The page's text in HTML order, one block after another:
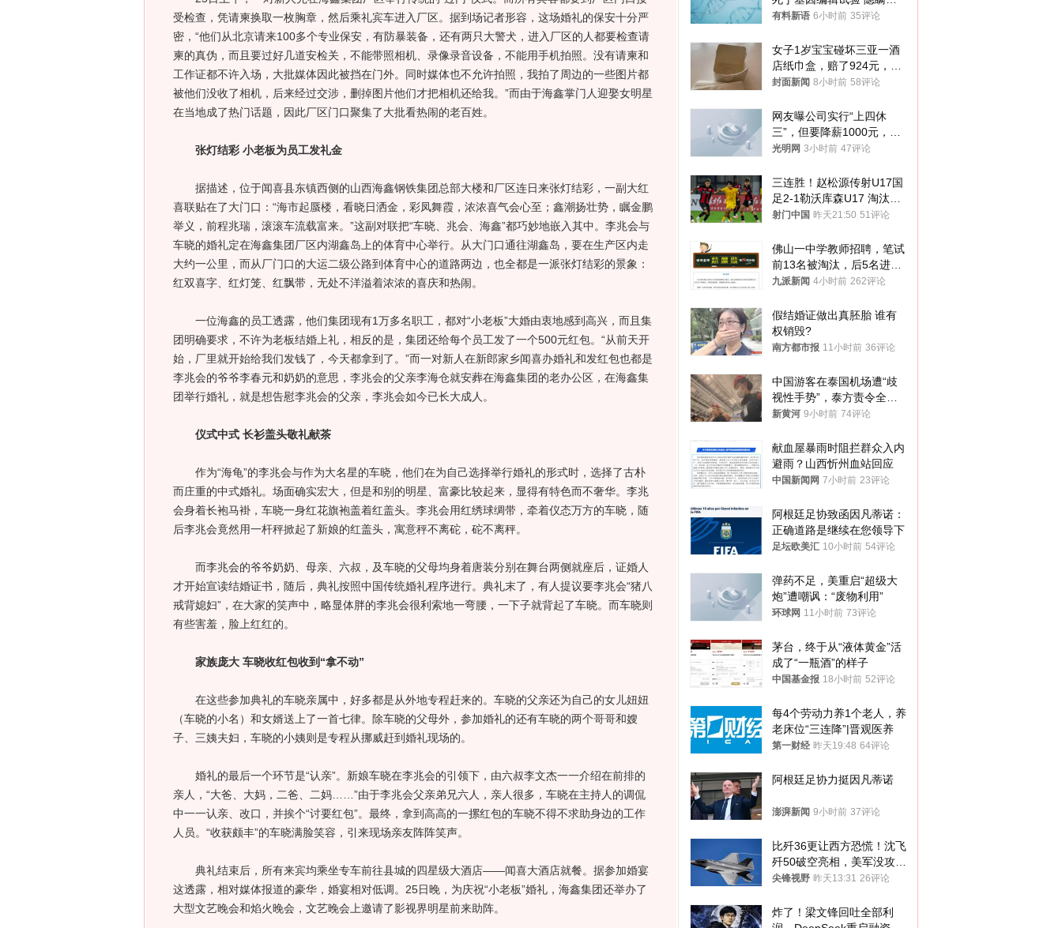
受检查，凭请柬换取一枚胸章，然后乘礼宾车进入厂区。据到场记者形容，这场婚礼的保安十分严
密，“他们从北京请来100多个专业保安，有防暴装备，还有两只大警犬，进入厂区的人都要检查请
柬的真伪，而且要过好几道安检关，不能带照相机、录像录音设备，不能用手机拍照。没有请柬和
工作证都不许入场，大批媒体因此被挡在门外。同时媒体也不允许拍照，我拍了周边的一些图片都
被他们没收了相机，后来经过交涉，删掉图片他们才把相机还给我。”而由于海鑫掌门人迎娶女明星
在当地成了热门话题，因此厂区门口聚集了大批看热闹的老百姓。
张灯结彩 小老板为员工发礼金
据描述，位于闻喜县东镇西侧的山西海鑫钢铁集团总部大楼和厂区连日来张灯结彩，一副大红
喜联贴在了大门口：“海市起蜃楼，看晓日洒金，彩凤舞霞，浓浓喜气会心至；鑫潮扬壮势，瞩金鹏
举义，前程兆瑞，滚滚车流载富来。”这副对联把“车晓、兆会、海鑫”都巧妙地嵌入其中。李兆会与
车晓的婚礼定在海鑫集团厂区内湖鑫岛上的体育中心举行。从大门口通往湖鑫岛，要在生产区内走
大约一公里，而从厂门口的大运二级公路到体育中心的道路两边，也全都是一派张灯结彩的景象：
红双喜字、红灯笼、红飘带，无处不洋溢着浓浓的喜庆和热闹。
一位海鑫的员工透露，他们集团现有1万多名职工，都对“小老板”大婚由衷地感到高兴，而且集
团明确要求，不许为老板结婚上礼，相反的是，集团还给每个员工发了一个500元红包。“从前天开
始，厂里就开始给我们发钱了，今天都拿到了。”而一对新人在新郎家乡闻喜办婚礼和发红包也都是
李兆会的爷爷李春元和奶奶的意思，李兆会的父亲李海仓就安葬在海鑫集团的老办公区，在海鑫集
团举行婚礼，就是想告慰李兆会的父亲，李兆会如今已长大成人。
仪式中式 长衫盖头敬礼献茶
作为“海龟”的李兆会与作为大名星的车晓，他们在为自己选择举行婚礼的形式时，选择了古朴
而庄重的中式婚礼。场面确实宏大，但是和别的明星、富豪比较起来，显得有特色而不奢华。李兆
会身着长袍马褂，车晓一身红花旗袍盖着红盖头。李兆会用红绣球绸带，牵着仪态万方的车晓，随
后李兆会竟然用一杆秤掀起了新娘的红盖头，寓意秤不离砣，砣不离秤。
而李兆会的爷爷奶奶、母亲、六叔，及车晓的父母均身着唐装分别在舞台两侧就座后，证婚人
才开始宣读结婚证书，随后，典礼按照中国传统婚礼程序进行。典礼末了，有人提议要李兆会“猪八
戒背媳妇”，在大家的笑声中，略显体胖的李兆会很利索地一弯腰，一下子就背起了车晓。而车晓则
有些害羞，脸上红红的。
家族庞大 车晓收红包收到“拿不动”
在这些参加典礼的车晓亲属中，好多都是从外地专程赶来的。车晓的父亲还为自己的女儿妞妞
（车晓的小名）和女婿送上了一首七律。除车晓的父母外，参加婚礼的还有车晓的两个哥哥和嫂
子、三姨夫妇，车晓的小姨则是专程从挪威赶到婚礼现场的。
婚礼的最后一个环节是“认亲”。新娘车晓在李兆会的引领下，由六叔李文杰一一介绍在前排的
亲人，“大爸、大妈，二爸、二妈……”由于李兆会父亲弟兄六人，亲人很多，车晓在主持人的调侃
中一一认亲、改口，并挨个“讨要红包”。最终，拿到高高的一摞红包的车晓不得不求助身边的工作
人员。“收获颇丰”的车晓满脸笑容，引来现场亲友阵阵笑声。
典礼结束后，所有来宾均乘坐专车前往县城的四星级大酒店——闻喜大酒店就餐。据参加婚宴
这透露，相对媒体报道的豪华，婚宴相对低调。25日晚，为庆祝“小老板”婚礼，海鑫集团还举办了
大型文艺晚会和焰火晚会，文艺晚会上邀请了影视界明星前来助阵。
年才对外披露
有料新语 6小时前 35评论
女子1岁宝宝碰坏三亚一酒
店纸巾盒，赔了924元，发
帖吐槽后酒店退还一半的
封面新闻 8小时前 58评论
网友曝公司实行“上四休
三”，但要降薪1000元，不
接受只能辞职
光明网 3小时前 47评论
三连胜！赵松源传射U17国
足2-1勒沃库森U17 淘汰赛
将战河床
射门中国 昨天21:50 51评论
佛山一中学教师招聘，笔试
前13名被淘汰，后5名进体
检，被疑萝卜岗，官方通
九派新闻 4小时前 262评论
假结婚证做出真胚胎 谁有
权销毁?
南方都市报 11小时前 36评论
中国游客在泰国机场遭“歧
视性手势”，泰方责令全面
调查，对责任人采取最严厉
新黄河 9小时前 74评论
献血屋暴雨时阻拦群众入内
避雨？山西忻州血站回应
中国新闻网 7小时前 23评论
阿根廷足协致函因凡蒂诺：
正确道路是继续在您领导下
足坛欧美汇 10小时前 54评论
弹药不足，美重启“超级大
炮”遭嘲讽：“废物利用”
环球网 11小时前 73评论
茅台，终于从“液体黄金”活
成了“一瓶酒”的样子
中国基金报 18小时前 52评论
每4个劳动力养1个老人，养
老床位“三连降”|晋观医养
第一财经 昨天19:48 64评论
阿根廷足协力挺因凡蒂诺
澎湃新闻 9小时前 37评论
比歼36更让西方恐慌！沈飞
歼50破空亮相，美军没攻克
的技术被拿下
尖锋视野 昨天13:31 26评论
炸了！梁文锋回吐全部利